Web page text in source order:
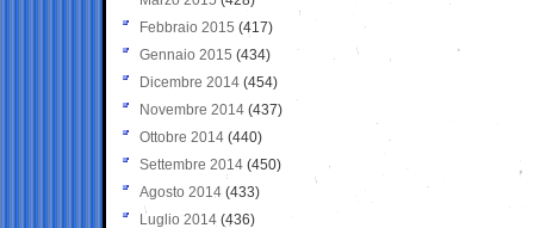
Febbraio 2015 (417)
Gennaio 2015 (434)
Dicembre 2014 (454)
Novembre 2014 (437)
Ottobre 2014 (440)
Settembre 2014 (450)
Agosto 2014 (433)
Luglio 2014 (436)